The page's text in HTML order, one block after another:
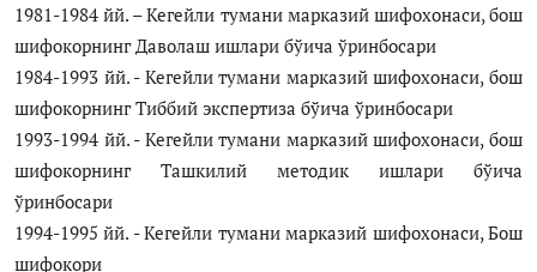
1981-1984 йй. – Кегейли тумани марказий шифохонаси, бош
шифокорнинг Даволаш ишлари бўича ўринбосари
1984-1993 йй. - Кегейли тумани марказий шифохонаси, бош
шифокорнинг Тиббий экспертиза бўича ўринбосари
1993-1994 йй. - Кегейли тумани марказий шифохонаси, бош
шифокорнинг Ташкилий методик ишлари бўича
ўринбосари
1994-1995 йй. - Кегейли тумани марказий шифохонаси, Бош
шифокори